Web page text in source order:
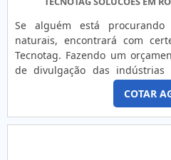
PONTOS FORTES DA
existe o que há de melhor em
possível encontrar uma
etiquetas adesivas
impressão.É reconhecida
serviços e responsável,
a empresa possuir escritório
Se alguém está
naturais, encontrará com
Tecnotag. Fazendo um
de divulgação das
qualidade.É importante
sempre ser adquirido com
segmento. Esse tipo de
COTAR